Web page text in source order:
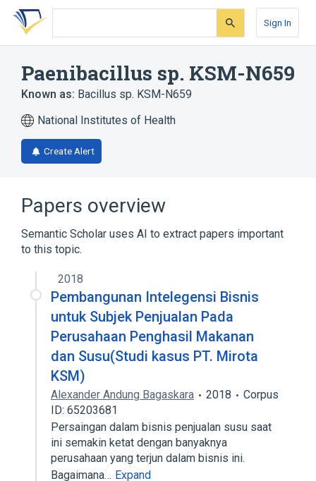
Skip
search
Skip
Skip
account
Sign In
Paenibacillus sp. KSM-N659
Known as: Bacillus sp. KSM-N659
National Institutes of Health
Create Alert
Papers overview
Semantic Scholar uses AI to extract papers important
to this topic.
2018
Pembangunan Intelegensi Bisnis
untuk Subjek Penjualan Pada
Perusahaan Penghasil Makanan
dan Susu(Studi kasus PT. Mirota
KSM)
Alexander Andung Bagaskara 2018
Corpus
ID: 65203681
Persaingan dalam bisnis penjualan susu saat
ini semakin ketat dengan banyaknya
perusahaan yang terjun dalam bisnis ini.
Bagaimana… Expand